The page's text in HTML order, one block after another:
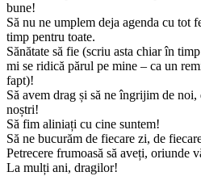
bune!
Să nu ne umplem deja agenda cu tot
timp pentru toate.
Sănătate să fie (scriu asta chiar în
mi se ridică părul pe mine – ca un
fapt)!
Să avem drag și să ne îngrijim de
noștri!
Să fim aliniați cu cine suntem!
Să ne bucurăm de fiecare zi, de
Petrecere frumoasă să aveți, oriunde
La mulți ani, dragilor!